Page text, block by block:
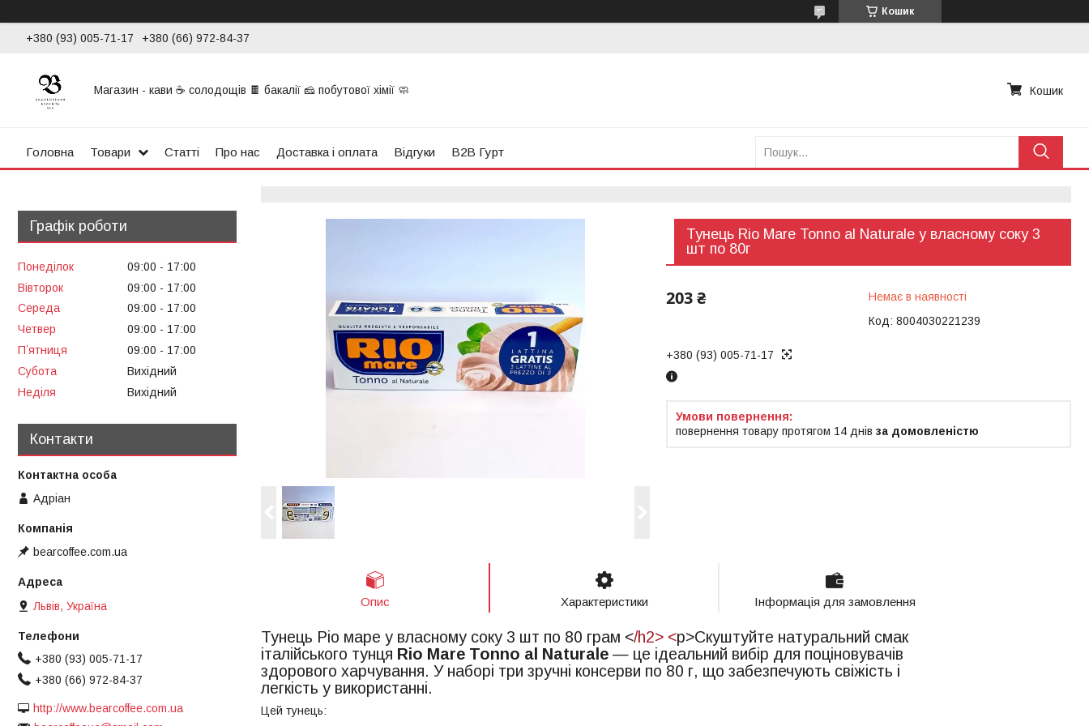
Кошик
+380 (93) 005-71-17 +380 (66) 972-84-37
Магазин - кави ☕ солодощів 🍫 бакалії 🧀 побутової хімії 🧼 Кошик
Головна Товари Статті Про нас Доставка і оплата Відгуки B2B Гурт
Тунець Rio Mare Tonno al Naturale у власному соку 3
шт по 80г
203 ₴
Немає в наявності
Код: 8004030221239
+380 (93) 005-71-17
повернення товару протягом 14 днів за домовленістю
Опис Характеристики Інформація для замовлення
Тунець Ріо маре у власному соку 3 шт по 80 грам </h2> <p>Скуштуйте натуральний смак
італійського тунця Rio Mare Tonno al Naturale — це ідеальний вибір для поціновувачів
здорового харчування. У наборі три зручні консерви по 80 г, що забезпечують свіжість і
легкість у використанні.
Цей тунець:
Графік роботи
Понеділок 09:00
17:00
Вівторок
09:00
17:00
Середа
09:00
17:00
Четвер
09:00
17:00
Пʼятниця
09:00
17:00
Субота
Вихідний
Неділя
Вихідний
Контакти
Адріан
bearcoffee.com.ua
Львів, Україна
+380 (93) 005-71-17
+380 (66) 972-84-37
http://www.bearcoffee.com.ua